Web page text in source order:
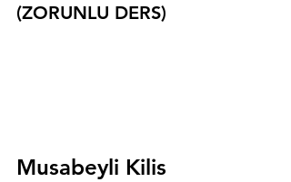
(ZORUNLU DERS)
Musabeyli Kilis